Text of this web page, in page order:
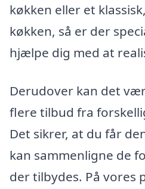
køkken eller et
køkken, så er der
hjælpe dig med at
Derudover kan det
flere tilbud fra
Det sikrer, at du får
kan sammenligne de
der tilbydes. På vores